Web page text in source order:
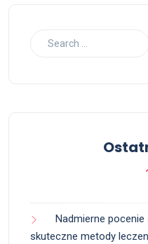
Nadmierne pocenie
skuteczne metody